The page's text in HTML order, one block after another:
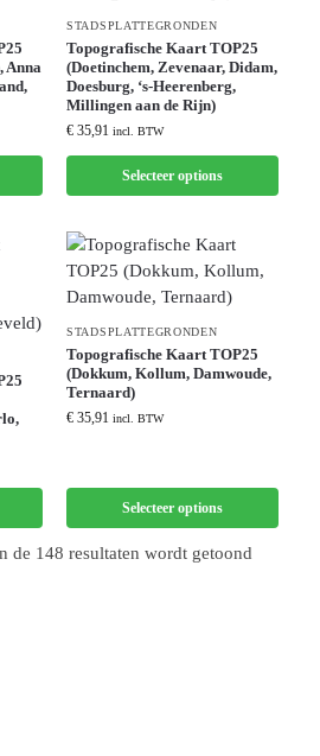
Anna
STADSPLATTEGRONDEN
Topografische Kaart TOP25
(Doetinchem, Zevenaar, Didam,
Doesburg, ‘s-Heerenberg,
Millingen aan de Rijn)
€ 35,91 incl. BTW
Selecteer options
STADSPLATTEGRONDEN
Topografische Kaart TOP25
(Dokkum, Kollum, Damwoude,
Ternaard)
€ 35,91 incl. BTW
Selecteer options
de 148 resultaten wordt getoond